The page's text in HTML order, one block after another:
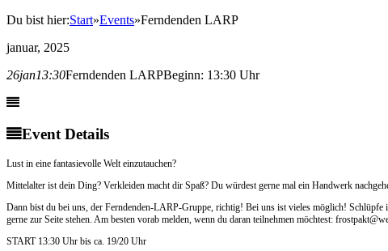
Du bist hier:Start»Events»Ferndenden LARP
januar, 2025
26jan13:30Ferndenden LARPBeginn: 13:30 Uhr
Event Details
Lust in eine fantasievolle Welt einzutauchen?
Mittelalter ist dein Ding? Verkleiden macht dir Spaß? Du würdest gerne mal ein Handwerk
Dann bist du bei uns, der Ferndenden-LARP-Gruppe, richtig! Bei uns ist vieles möglich!
gerne zur Seite stehen. Am besten vorab melden, wenn du daran teilnehmen möchtest:
START 13:30 Uhr bis ca. 19/20 Uhr